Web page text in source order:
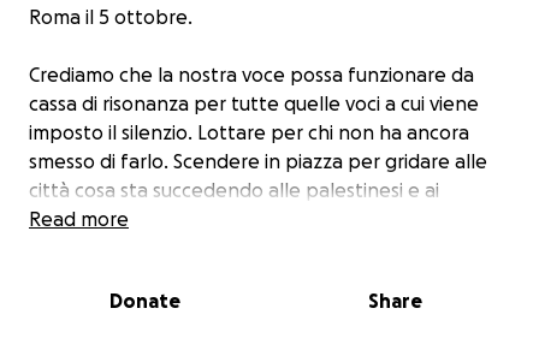
Roma il 5 ottobre.
Crediamo che la nostra voce possa funzionare da
cassa di risonanza per tutte quelle voci a cui viene
imposto il silenzio. Lottare per chi non ha ancora
smesso di farlo. Scendere in piazza per gridare alle
città cosa sta succedendo alle palestinesi e ai
palestinesi, e per gridare che loro continuano a
Per questo, abbiamo bisogno del vostro aiuto per
Read more
Donate Share